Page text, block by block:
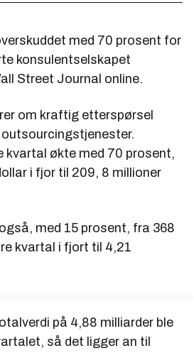
med 70 prosent for
konsulentselskapet
Street Journal online.
om kraftig etterspørsel
kvartal økte med 70 prosent,
i fjor til 209, 8 millioner
med 15 prosent, fra 368
kvartal i fjort til 4,21
på 4,88 milliarder ble
så det ligger an til